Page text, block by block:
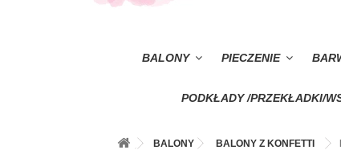
BALONY PIECZENIE
PODKŁADY /PRZEKŁADKI/
BALONY BALONY Z KONFETTI